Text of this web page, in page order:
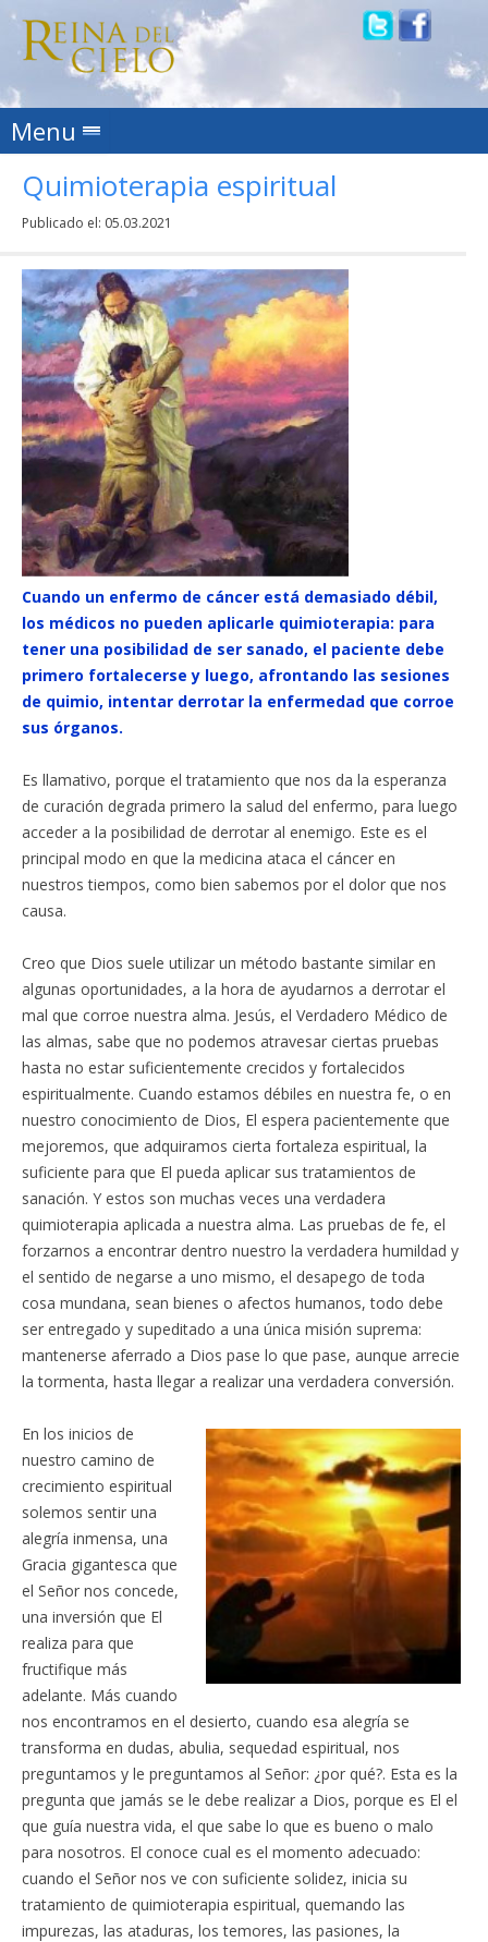
Menu Skip to content
Quimioterapia espiritual
Publicado el: 05.03.2021
Cuando un enfermo de cáncer está demasiado débil,
los médicos no pueden aplicarle quimioterapia: para
tener una posibilidad de ser sanado, el paciente debe
primero fortalecerse y luego, afrontando las sesiones
de quimio, intentar derrotar la enfermedad que corroe
sus órganos.
Es llamativo, porque el tratamiento que nos da la esperanza
de curación degrada primero la salud del enfermo, para luego
acceder a la posibilidad de derrotar al enemigo. Este es el
principal modo en que la medicina ataca el cáncer en
nuestros tiempos, como bien sabemos por el dolor que nos
causa.
Creo que Dios suele utilizar un método bastante similar en
algunas oportunidades, a la hora de ayudarnos a derrotar el
mal que corroe nuestra alma. Jesús, el Verdadero Médico de
las almas, sabe que no podemos atravesar ciertas pruebas
hasta no estar suficientemente crecidos y fortalecidos
espiritualmente. Cuando estamos débiles en nuestra fe, o en
nuestro conocimiento de Dios, El espera pacientemente que
mejoremos, que adquiramos cierta fortaleza espiritual, la
suficiente para que El pueda aplicar sus tratamientos de
sanación. Y estos son muchas veces una verdadera
quimioterapia aplicada a nuestra alma. Las pruebas de fe, el
forzarnos a encontrar dentro nuestro la verdadera humildad y
el sentido de negarse a uno mismo, el desapego de toda
cosa mundana, sean bienes o afectos humanos, todo debe
ser entregado y supeditado a una única misión suprema:
mantenerse aferrado a Dios pase lo que pase, aunque arrecie
la tormenta, hasta llegar a realizar una verdadera conversión.
En los inicios de
nuestro camino de
crecimiento espiritual
solemos sentir una
alegría inmensa, una
Gracia gigantesca que
el Señor nos concede,
una inversión que El
realiza para que
fructifique más
adelante. Más cuando
nos encontramos en el desierto, cuando esa alegría se
transforma en dudas, abulia, sequedad espiritual, nos
preguntamos y le preguntamos al Señor: ¿por qué?. Esta es la
pregunta que jamás se le debe realizar a Dios, porque es El el
que guía nuestra vida, el que sabe lo que es bueno o malo
para nosotros. El conoce cual es el momento adecuado:
cuando el Señor nos ve con suficiente solidez, inicia su
tratamiento de quimioterapia espiritual, quemando las
impurezas, las ataduras, los temores, las pasiones, la